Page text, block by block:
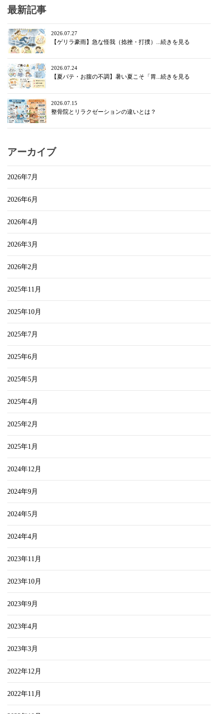
最新記事
2026.07.27
【ゲリラ豪雨】急な怪我（捻挫・打撲）...続きを見る
2026.07.24
【夏バテ・お腹の不調】暑い夏こそ「胃...続きを見る
2026.07.15
整骨院とリラクゼーションの違いとは？
アーカイブ
2026年7月
2026年6月
2026年4月
2026年3月
2026年2月
2025年11月
2025年10月
2025年7月
2025年6月
2025年5月
2025年4月
2025年2月
2025年1月
2024年12月
2024年9月
2024年5月
2024年4月
2023年11月
2023年10月
2023年9月
2023年4月
2023年3月
2022年12月
2022年11月